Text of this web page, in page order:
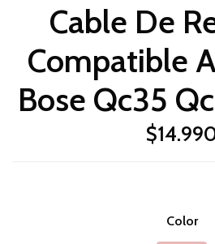
Cable De
Compatible
Bose Qc35
Color